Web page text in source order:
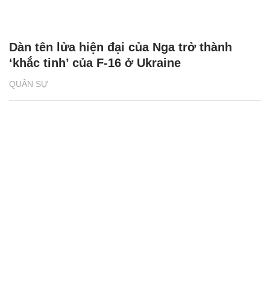
QUÂN SỰ
Dàn tên lửa hiện đại của Nga trở thành
‘khắc tinh’ của F-16 ở Ukraine